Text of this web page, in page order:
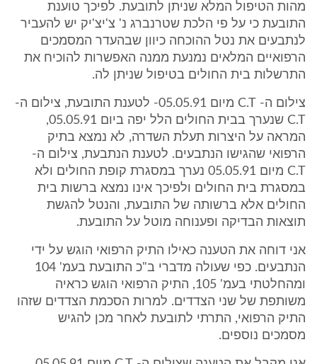
מהות הטיפול המלא שניתן לתובעת. לפיכך טוענת
התובעת כי על פי הלכת שטרנברג נ' צ'יצ'יק יש להעביר
לנתבעים את נטל ההוכחה כיוון שבהעדר המסמכים
הרפואיים המלאים נמנעת ממנה האפשרות להוכיח את
התרשלות בית החולים בטיפול שניתן לה.
צילום ה- C.T מיום 05.05.91- לטענת התובעת, צילום ה-
C.T שנערך בבית החולים הלל יפה ביום 05.05.91,
המראה על היצרות תעלת השדרה, לא נמצא בתיק
הרפואי שהגישו הנתבעים. לטענת הנתבעת, צילום ה-
C.T מיום 05.05.91 נערך במסגרת קופת החולים ולא
במסגרת בית החולים ולפיכך אינו נמצא ברשות בית
החולים אלא ברשותה של התובעת, והנטל להגשת
תוצאות הבדיקה ופענוחה מוטל על התובעת.
אני דוחה את הטענה כאילו התיק הרפואי הוגש על ידי
הנתבעים. כפי שעולה מדברי ב"כ התובעת בעמ' 104
ומהחלטתי בעמ' 105, התיק הרפואי הוגש כראיה
משותפת של שני הצדדים. למרות הסכמת הצדדים שזהו
התיק הרפואי, התרתי לתובעת לאחר מכן להגיש
מסמכים נוספים.